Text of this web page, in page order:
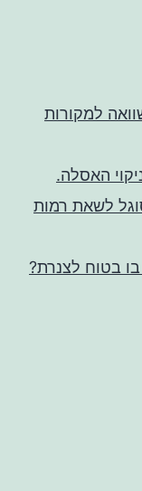
למקורות
האסלה.
לשאת רמות
בטוח לצנרת?